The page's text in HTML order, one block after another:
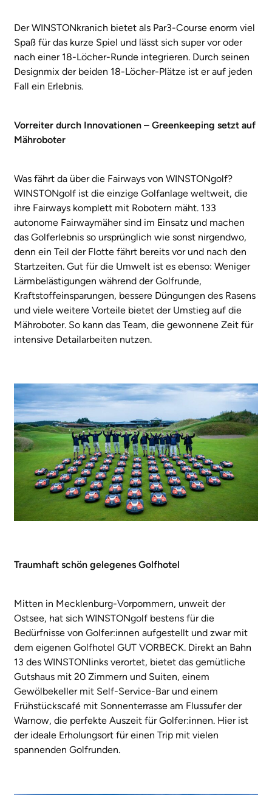
Der WINSTONkranich bietet als Par3-Course enorm viel
Spaß für das kurze Spiel und lässt sich super vor oder
nach einer 18-Löcher-Runde integrieren. Durch seinen
Designmix der beiden 18-Löcher-Plätze ist er auf jeden
Fall ein Erlebnis.
Vorreiter durch Innovationen – Greenkeeping setzt auf
Mähroboter
Was fährt da über die Fairways von WINSTONgolf?
WINSTONgolf ist die einzige Golfanlage weltweit, die
ihre Fairways komplett mit Robotern mäht. 133
autonome Fairwaymäher sind im Einsatz und machen
das Golferlebnis so ursprünglich wie sonst nirgendwo,
denn ein Teil der Flotte fährt bereits vor und nach den
Startzeiten. Gut für die Umwelt ist es ebenso: Weniger
Lärmbelästigungen während der Golfrunde,
Kraftstoffeinsparungen, bessere Düngungen des Rasens
und viele weitere Vorteile bietet der Umstieg auf die
Mähroboter. So kann das Team, die gewonnene Zeit für
intensive Detailarbeiten nutzen.
Traumhaft schön gelegenes Golfhotel
Mitten in Mecklenburg-Vorpommern, unweit der
Ostsee, hat sich WINSTONgolf bestens für die
Bedürfnisse von Golfer:innen aufgestellt und zwar mit
dem eigenen Golfhotel GUT VORBECK. Direkt an Bahn
13 des WINSTONlinks verortet, bietet das gemütliche
Gutshaus mit 20 Zimmern und Suiten, einem
Gewölbekeller mit Self-Service-Bar und einem
Frühstückscafé mit Sonnenterrasse am Flussufer der
Warnow, die perfekte Auszeit für Golfer:innen. Hier ist
der ideale Erholungsort für einen Trip mit vielen
spannenden Golfrunden.